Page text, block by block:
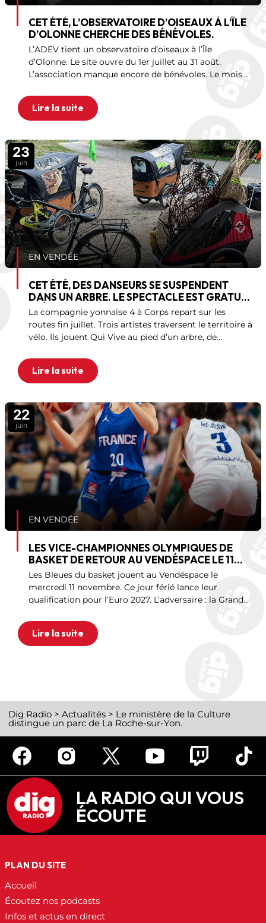
CET ÉTÉ, L’OBSERVATOIRE D’OISEAUX À L’ÎLE
D’OLONNE CHERCHE DES BÉNÉVOLES.
L’ADEV tient un observatoire d’oiseaux à l’Île
d’Olonne. Le site ouvre du 1er juillet au 31 août.
L’association manque encore de bénévoles. Le mois
particulière
Lire la suite
23
juin
EN VENDÉE
CET ÉTÉ, DES DANSEURS SE SUSPENDENT
DANS UN ARBRE. LE SPECTACLE EST GRATUIT,
PRÈS DE CHEZ VOUS.
La compagnie yonnaise 4 à Corps repart sur les
routes fin juillet. Trois artistes traversent le territoire à
vélo. Ils jouent Qui Vive au pied d’un arbre, de
pouvez aussi pédaler avec eux. Qui Vive
Lire la suite
22
juin
EN VENDÉE
LES VICE-CHAMPIONNES OLYMPIQUES DE
BASKET DE RETOUR AU VENDÉSPACE LE 11
NOVEMBRE.
Les Bleues du basket jouent au Vendéspace le
mercredi 11 novembre. Ce jour férié lance leur
qualification pour l’Euro 2027. L’adversaire : la Grande-
souvenez du match à un point
Lire la suite
Dig Radio > Actualités > Le ministère de la Culture
distingue un parc de La Roche-sur-Yon.
LA RADIO QUI VOUS
ÉCOUTE
PLAN DU SITE
Accueil
Écoutez nos podcasts
Infos et actus en direct